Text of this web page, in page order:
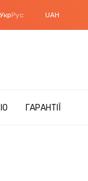
УкрРус UAH
ГАРАНТІЇ